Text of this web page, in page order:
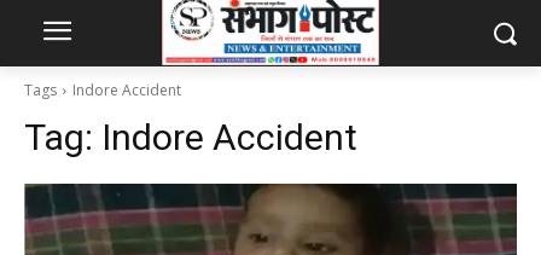
Tags Indore Accident
Tag: Indore Accident